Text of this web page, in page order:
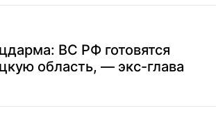
ВС РФ готовятся
область, — экс-глава